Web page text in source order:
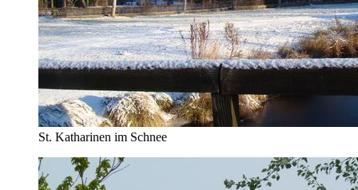
St. Katharinen im Schnee